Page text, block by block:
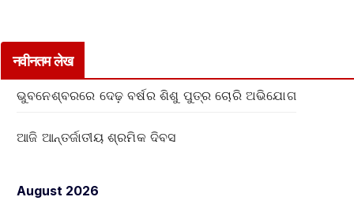
नवीनतम लेख
ଭୁବନେଶ୍ବରରେ ଦେଢ଼ ବର୍ଷର ଶିଶୁ ପୁତ୍ର ଚୋରି ଅଭିଯୋଗ
ଆଜି ଆନ୍ତର୍ଜାତୀୟ ଶ୍ରମିକ ଦିବସ
August 2026